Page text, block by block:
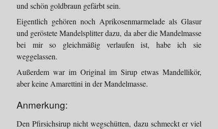
und schön goldbraun gefärbt sein.
Eigentlich gehören noch Aprikosenmarmelade als Glasur
und geröstete Mandelsplitter dazu, da aber die Mandelmasse
bei mir so gleichmäßig verlaufen ist, habe ich sie
weggelassen.
Außerdem war im Original im Sirup etwas Mandellikör,
aber keine Amarettini in der Mandelmasse.
Anmerkung:
Den Pfirsichsirup nicht wegschütten, dazu schmeckt er viel